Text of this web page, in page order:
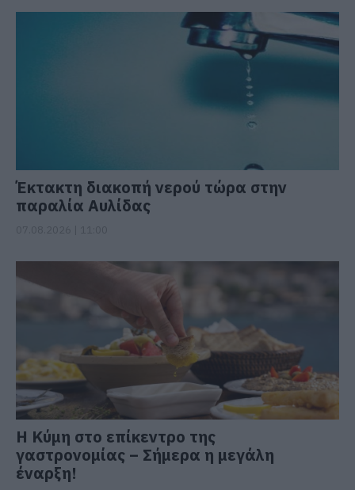
Έκτακτη διακοπή νερού τώρα στην
παραλία Αυλίδας
Η Κύμη στο επίκεντρο της
γαστρονομίας – Σήμερα η μεγάλη
έναρξη!